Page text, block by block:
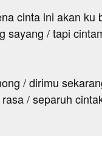
cinta ini akan ku
sayang / tapi
/ dirimu
/ separuh